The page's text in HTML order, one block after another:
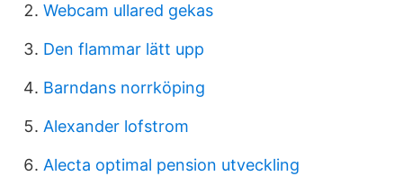
Webcam ullared gekas
Den flammar lätt upp
Barndans norrköping
Alexander lofstrom
Alecta optimal pension utveckling